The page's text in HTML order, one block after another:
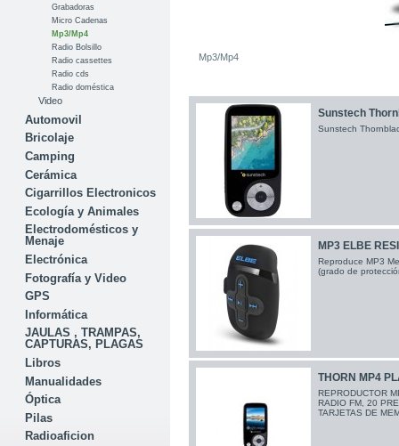
Grabadoras
Micro Cadenas
Mp3/Mp4
Radio Bolsillo
Radio cassettes
Radio cds
Radio doméstica
Video
Automovil
Bricolaje
Camping
Cerámica
Cigarrillos Electronicos
Ecología y Animales
Electrodomésticos y
Menaje
Electrónica
Fotografía y Video
GPS
Informática
JAULAS , TRAMPAS,
CAPTURAS, PLAGAS
Libros
Manualidades
Óptica
Pilas
Radioaficion
Mp3/Mp4
Sunstech
Sunstech
MP3 ELBE
Reproduce MP3
(grado de
THORN MP4
REPRODUCTOR
RADIO FM, 20
TARJETAS DE